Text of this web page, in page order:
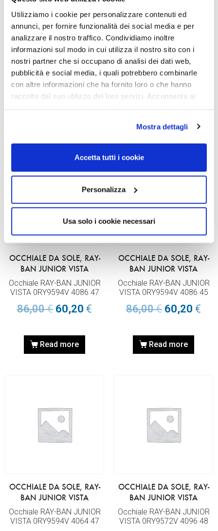
Utilizziamo i cookie per personalizzare contenuti ed
annunci, per fornire funzionalità dei social media e per
analizzare il nostro traffico. Condividiamo inoltre
informazioni sul modo in cui utilizza il nostro sito con i
nostri partner che si occupano di analisi dei dati web,
pubblicità e social media, i quali potrebbero combinarle
con altre informazioni che ha fornito loro o che hanno
raccolto dal suo utilizzo dei loro servizi. Acconsenta ai
Mostra dettagli
Accetta tutti i cookie
Personalizza
Usa solo i cookie necessari
OCCHIALE DA SOLE, RAY-
BAN JUNIOR VISTA
Occhiale RAY-BAN JUNIOR
VISTA 0RY9594V 4093 45
86,00 € 60,20 €
OCCHIALE DA SOLE, RAY-
BAN JUNIOR VISTA
Occhiale RAY-BAN JUNIOR
VISTA 0RY9594V 4090 47
86,00 € 60,20
OCCHIALE DA SOLE, RAY-
BAN JUNIOR VISTA
Occhiale RAY-BAN JUNIOR
VISTA 0RY9594V 4086 47
86,00€ 60,20 €
Read more
OCCHIALE DA SOLE, RAY-
BAN JUNIOR VISTA
Occhiale RAY-BAN JUNIOR
VISTA 0RY9594V 4086 45
86,00€ 60,20 €
Read more
OCCHIALE DA SOLE, RAY-
BAN JUNIOR VISTA
Occhiale RAY-BAN JUNIOR
VISTA 0RY9594V 4064 47
OCCHIALE DA SOLE, RAY-
BAN JUNIOR VISTA
Occhiale RAY-BAN JUNIOR
VISTA 0RY9572V 4096 48